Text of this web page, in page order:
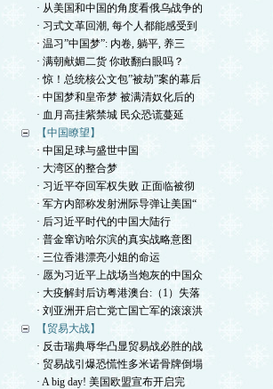
· 从美国和中国的角度看俄乌战争的
· 习式文革回潮, 每个人都能感受到
· 温习”中国梦”: 内卷, 躺平, 养三
· 满朝献媚二货 你敢翻白眼吗？
· 惊！总统核公文包”被劫”案的幕后
· 中国梦和皇帝梦 被满清奴化后的
· 血月高挂紫禁城 民众恐谎蔓延
【中国瞭望】
· 中国足球与盛世中国
· 大湾区的整合梦
· 习近平夺回军权失败 正面临被彻
· 军方内部称发射洲际导弹让美国“
· 后习近平时代的中国大陆行
· 普金窜访哈尔滨的真实战略意图
· 三位香港漂亮小姐的命运
· 愿为习近平上战场当炮灰的中国众
· 大疫解封后访粤港澳台:（1）失落
· 刘亚洲开启亡党亡国亡军的滚滚洪
【贸易大战】
· 反击瑞典辱华凸显贸易战必胜的战
· 贸易战引爆恐慌性多米诺骨牌倒塌
· A big day! 美国欧盟宣布开启完